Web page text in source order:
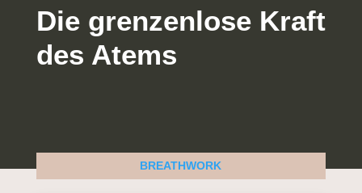
Die grenzenlose Kraft
des Atems
BREATHWORK